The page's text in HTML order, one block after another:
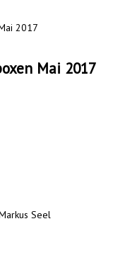
2017
Mai 2017